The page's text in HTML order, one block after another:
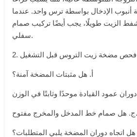
الإدخال بواسطة ترس واحد. عندما
الزيت طويلًا، يجب أيضًا تركيب صمام
سفلي.
2. فحص مضخة زيت التروس قبل التشغيل
أ. هل مثبتات المضخة آمنة؟
ج. هل صمام خط المدخل والمخرج مفتوح.
هل اتجاه دوران المضخة يلبي المتطلبات؟